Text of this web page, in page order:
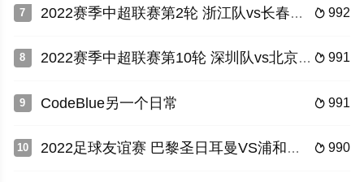
7  992
2022赛季中超联赛第2轮 浙江队vs长春亚泰
8  991
2022赛季中超联赛第10轮 深圳队vs北京国安
9  991
CodeBlue另一个日常
10  990
2022足球友谊赛 巴黎圣日耳曼VS浦和红钻